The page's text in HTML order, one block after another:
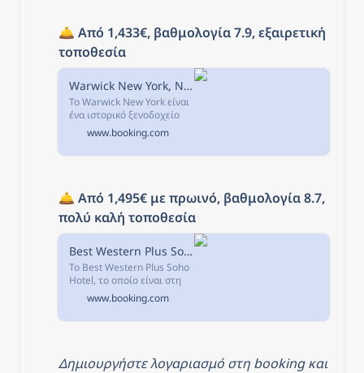
🛎️ Από 1,433€, βαθμολογία 7.9, εξαιρετική
τοποθεσία
Warwick New York, Νέα Υόρκη, ΗΠΑ
Το Warwick New York είναι
ένα ιστορικό ξενοδοχείο
στο κέντρο του Μανχάταν,
που απέχει 483μ. από το
Σέντραλ Παρκ.
www.booking.com
🛎️ Από 1,495€ με πρωινό, βαθμολογία 8.7,
πολύ καλή τοποθεσία
Best Western Plus Soho Hotel, Νέα Υόρκη, ΗΠΑ
Το Best Western Plus Soho
Hotel, το οποίο είναι στη
Νέα Υόρκη και σε απόσταση
600μ από Bloomingdales,
προσφέρει υπηρεσίες
www.booking.com
Δημιουργήστε λογαριασμό στη booking και